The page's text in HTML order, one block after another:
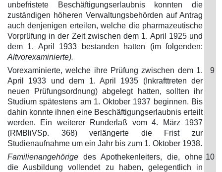
unbefristete Beschäftigungserlaubnis konnten die
zuständigen höheren Verwaltungsbehörden auf Antrag
auch denjenigen erteilen, welche die pharmazeutische
Vorprüfung in der Zeit zwischen dem 1. April 1925 und
dem 1. April 1933 bestanden hatten (im folgenden:
Altvorexaminierte).
Vorexaminierte, welche ihre Prüfung zwischen dem 1.
April 1933 und dem 1. April 1935 (Inkrafttreten der
neuen Prüfungsordnung) abgelegt hatten, sollten ihr
Studium spätestens am 1. Oktober 1937 beginnen. Bis
dahin konnte ihnen eine Beschäftigungserlaubnis erteilt
werden. Ein weiterer Runderlaß vom 4. März 1937
(RMBliVSp. 368) verlängerte die Frist zur
Studienaufnahme um ein Jahr bis zum 1. Oktober 1938.
9
Familienangehörige des Apothekenleiters, die, ohne
die Ausbildung vollendet zu haben, gelegentlich in
10